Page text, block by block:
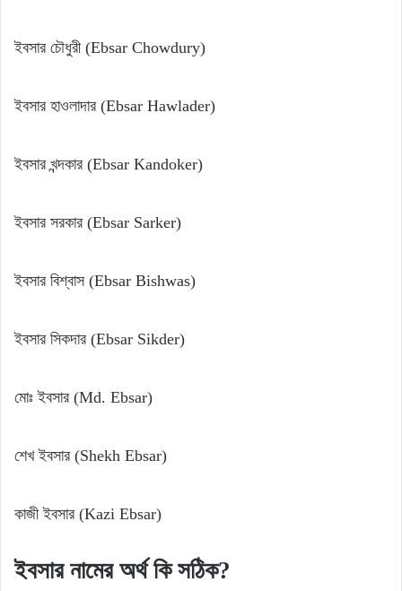
ইবসার চৌধুরী (Ebsar Chowdury)
ইবসার হাওলাদার (Ebsar Hawlader)
ইবসার খন্দকার (Ebsar Kandoker)
ইবসার সরকার (Ebsar Sarker)
ইবসার বিশ্বাস (Ebsar Bishwas)
ইবসার সিকদার (Ebsar Sikder)
মোঃ ইবসার (Md. Ebsar)
শেখ ইবসার (Shekh Ebsar)
কাজী ইবসার (Kazi Ebsar)
ইবসার নামের অর্থ কিসঠিক?